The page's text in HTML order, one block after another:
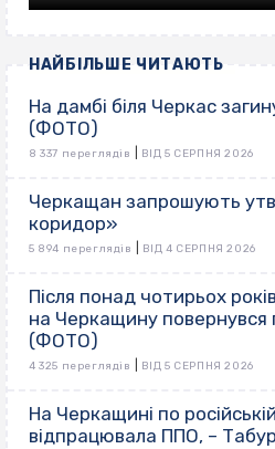
НАЙБІЛЬШЕ ЧИТАЮТЬ
На дамбі біля Черкас
(ФОТО)
8 337 переглядів ВІД 5 СЕРПНЯ 2026
Черкащан запрошують
коридор»
5 894 переглядів ВІД 4 СЕРПНЯ 2026
Після понад чотирьох
на Черкащину повернувся
(ФОТО)
4 325 переглядів ВІД 5 СЕРПНЯ 2026
На Черкащині по
відпрацювала ППО, –